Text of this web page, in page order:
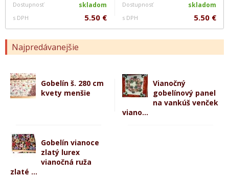
Dostupnosť skladom
s DPH 5.50 €
Dostupnosť skladom
s DPH 5.50 €
Najpredávanejšie
Gobelín š. 280 cm
kvety menšie
Vianočný
gobelínový panel
na vankúš venček
viano...
Gobelín vianoce
zlatý lurex
vianočná ruža
zlaté ...